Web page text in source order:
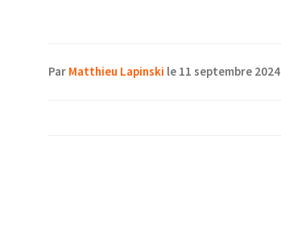
Par Matthieu Lapinski le 11 septembre 2024